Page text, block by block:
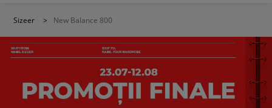
Sizeer > New Balance 800